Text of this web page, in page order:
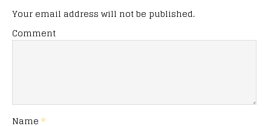
Your email address will not be published.
Comment
Name *